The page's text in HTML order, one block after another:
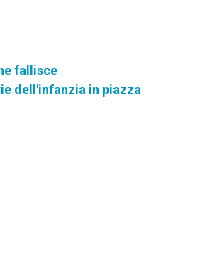
fallisce
dell'infanzia in piazza